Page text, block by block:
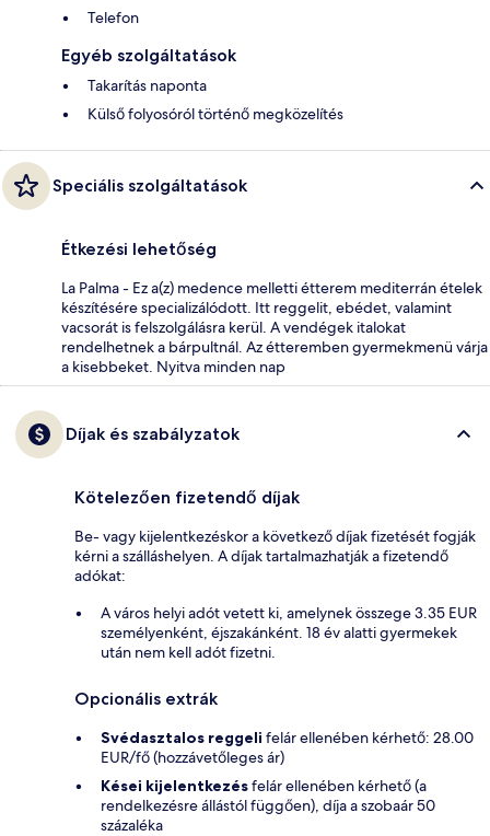
Telefon
Egyéb szolgáltatások
Takarítás naponta
Külső folyosóról történő megközelítés
Speciális szolgáltatások
Étkezési lehetőség
La Palma - Ez a(z) medence melletti étterem mediterrán ételek
készítésére specializálódott. Itt reggelit, ebédet, valamint
vacsorát is felszolgálásra kerül. A vendégek italokat
rendelhetnek a bárpultnál. Az étteremben gyermekmenü várja
a kisebbeket. Nyitva minden nap
Díjak és szabályzatok
Kötelezően fizetendő díjak
Be- vagy kijelentkezéskor a következő díjak fizetését fogják
kérni a szálláshelyen. A díjak tartalmazhatják a fizetendő
adókat:
A város helyi adót vetett ki, amelynek összege 3.35 EUR
személyenként, éjszakánként. 18 év alatti gyermekek
után nem kell adót fizetni.
Opcionális extrák
Svédasztalos reggeli felár ellenében kérhető: 28.00
EUR/fő (hozzávetőleges ár)
Kései kijelentkezésfelár ellenében kérhető (a
rendelkezésre állástól függően), díja a szobaár 50
százaléka